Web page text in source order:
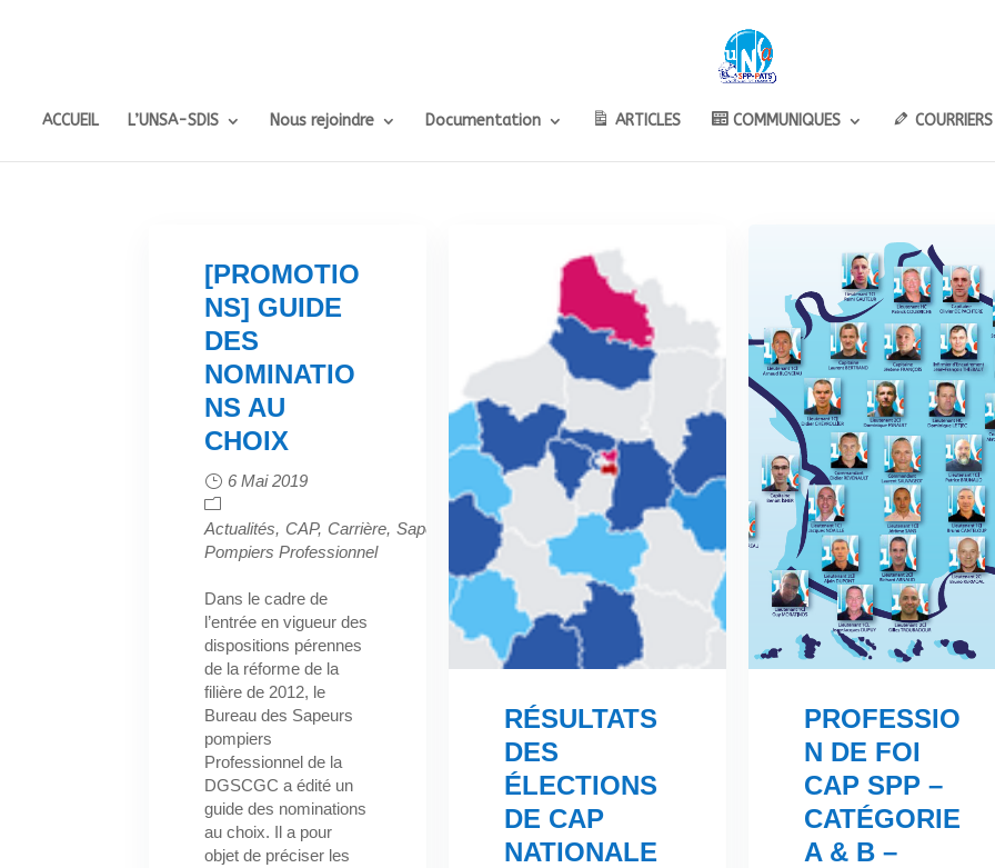
ACCUEIL L’UNSA-SDIS Nous rejoindre Documentation ARTICLES COMMUNIQUES COURRIERS
[PROMOTIO
NS] GUIDE
DES
NOMINATIO
NS AU
CHOIX
6 Mai 2019
Actualités CAP Carrière Sapeurs-
Pompiers Professionnel
Dans le cadre de
l’entrée en vigueur des
dispositions pérennes
de la réforme de la
filière de 2012, le
Bureau des Sapeurs
pompiers
Professionnel de la
DGSCGC a édité un
guide des nominations
au choix. Il a pour
objet de préciser les
RÉSULTATS
DES
ÉLECTIONS
DE CAP
NATIONALE
PROFESSIO
N DE FOI
CAP SPP –
CATÉGORIE
A & B –